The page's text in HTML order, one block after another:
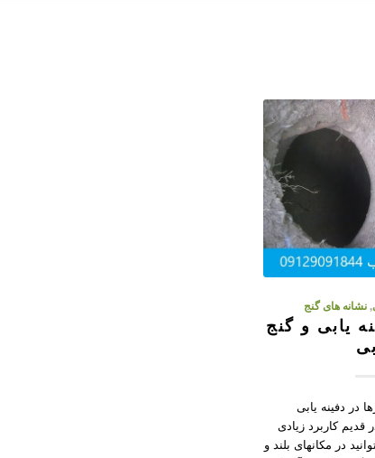
,نشانه های گنج
یابی و گنج
در دفینه یابی
قدیم کاربرد زیادی
در مکانهای بلند و